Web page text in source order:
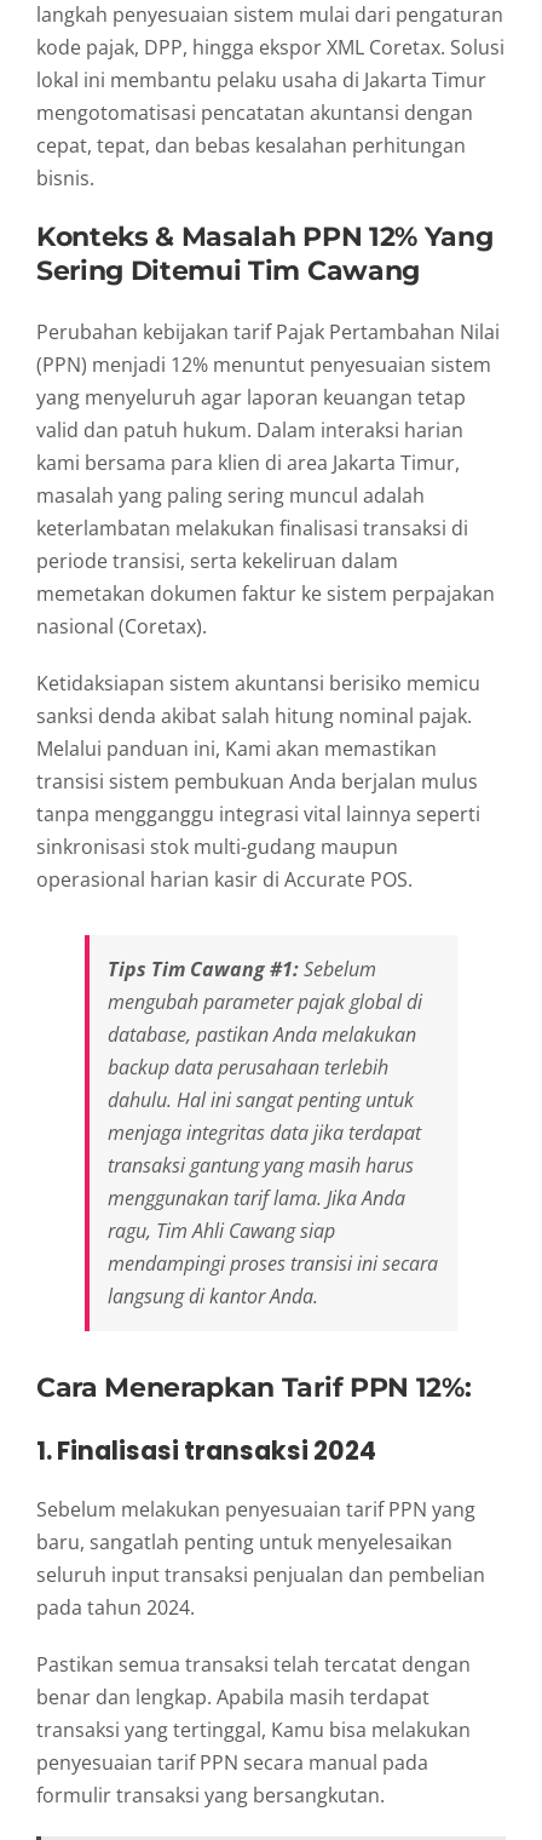
langkah penyesuaian sistem mulai dari pengaturan
kode pajak, DPP, hingga ekspor XML Coretax. Solusi
lokal ini membantu pelaku usaha di Jakarta Timur
mengotomatisasi pencatatan akuntansi dengan
cepat, tepat, dan bebas kesalahan perhitungan
bisnis.
Konteks & Masalah PPN 12% Yang
Sering Ditemui Tim Cawang
Perubahan kebijakan tarif Pajak Pertambahan Nilai
(PPN) menjadi 12% menuntut penyesuaian sistem
yang menyeluruh agar laporan keuangan tetap
valid dan patuh hukum. Dalam interaksi harian
kami bersama para klien di area Jakarta Timur,
masalah yang paling sering muncul adalah
keterlambatan melakukan finalisasi transaksi di
periode transisi, serta kekeliruan dalam
memetakan dokumen faktur ke sistem perpajakan
nasional (Coretax).
Ketidaksiapan sistem akuntansi berisiko memicu
sanksi denda akibat salah hitung nominal pajak.
Melalui panduan ini, Kami akan memastikan
transisi sistem pembukuan Anda berjalan mulus
tanpa mengganggu integrasi vital lainnya seperti
sinkronisasi stok multi-gudang maupun
operasional harian kasir di Accurate POS.
Tips Tim Cawang #1:Sebelum
mengubah parameter pajak global di
database, pastikan Anda melakukan
backupdata perusahaan terlebih
dahulu. Hal ini sangat penting untuk
menjaga integritas data jika terdapat
transaksi gantung yang masih harus
menggunakan tarif lama. Jika Anda
ragu, Tim Ahli Cawang siap
mendampingi proses transisi ini secara
langsung di kantor Anda.
Cara Menerapkan Tarif PPN 12%:
1. Finalisasi transaksi 2024
Sebelum melakukan penyesuaian tarif PPN yang
baru, sangatlah penting untuk menyelesaikan
seluruh input transaksi penjualan dan pembelian
pada tahun 2024.
Pastikan semua transaksi telah tercatat dengan
benar dan lengkap. Apabila masih terdapat
transaksi yang tertinggal, Kamu bisa melakukan
penyesuaian tarif PPN secara manual pada
formulir transaksi yang bersangkutan.